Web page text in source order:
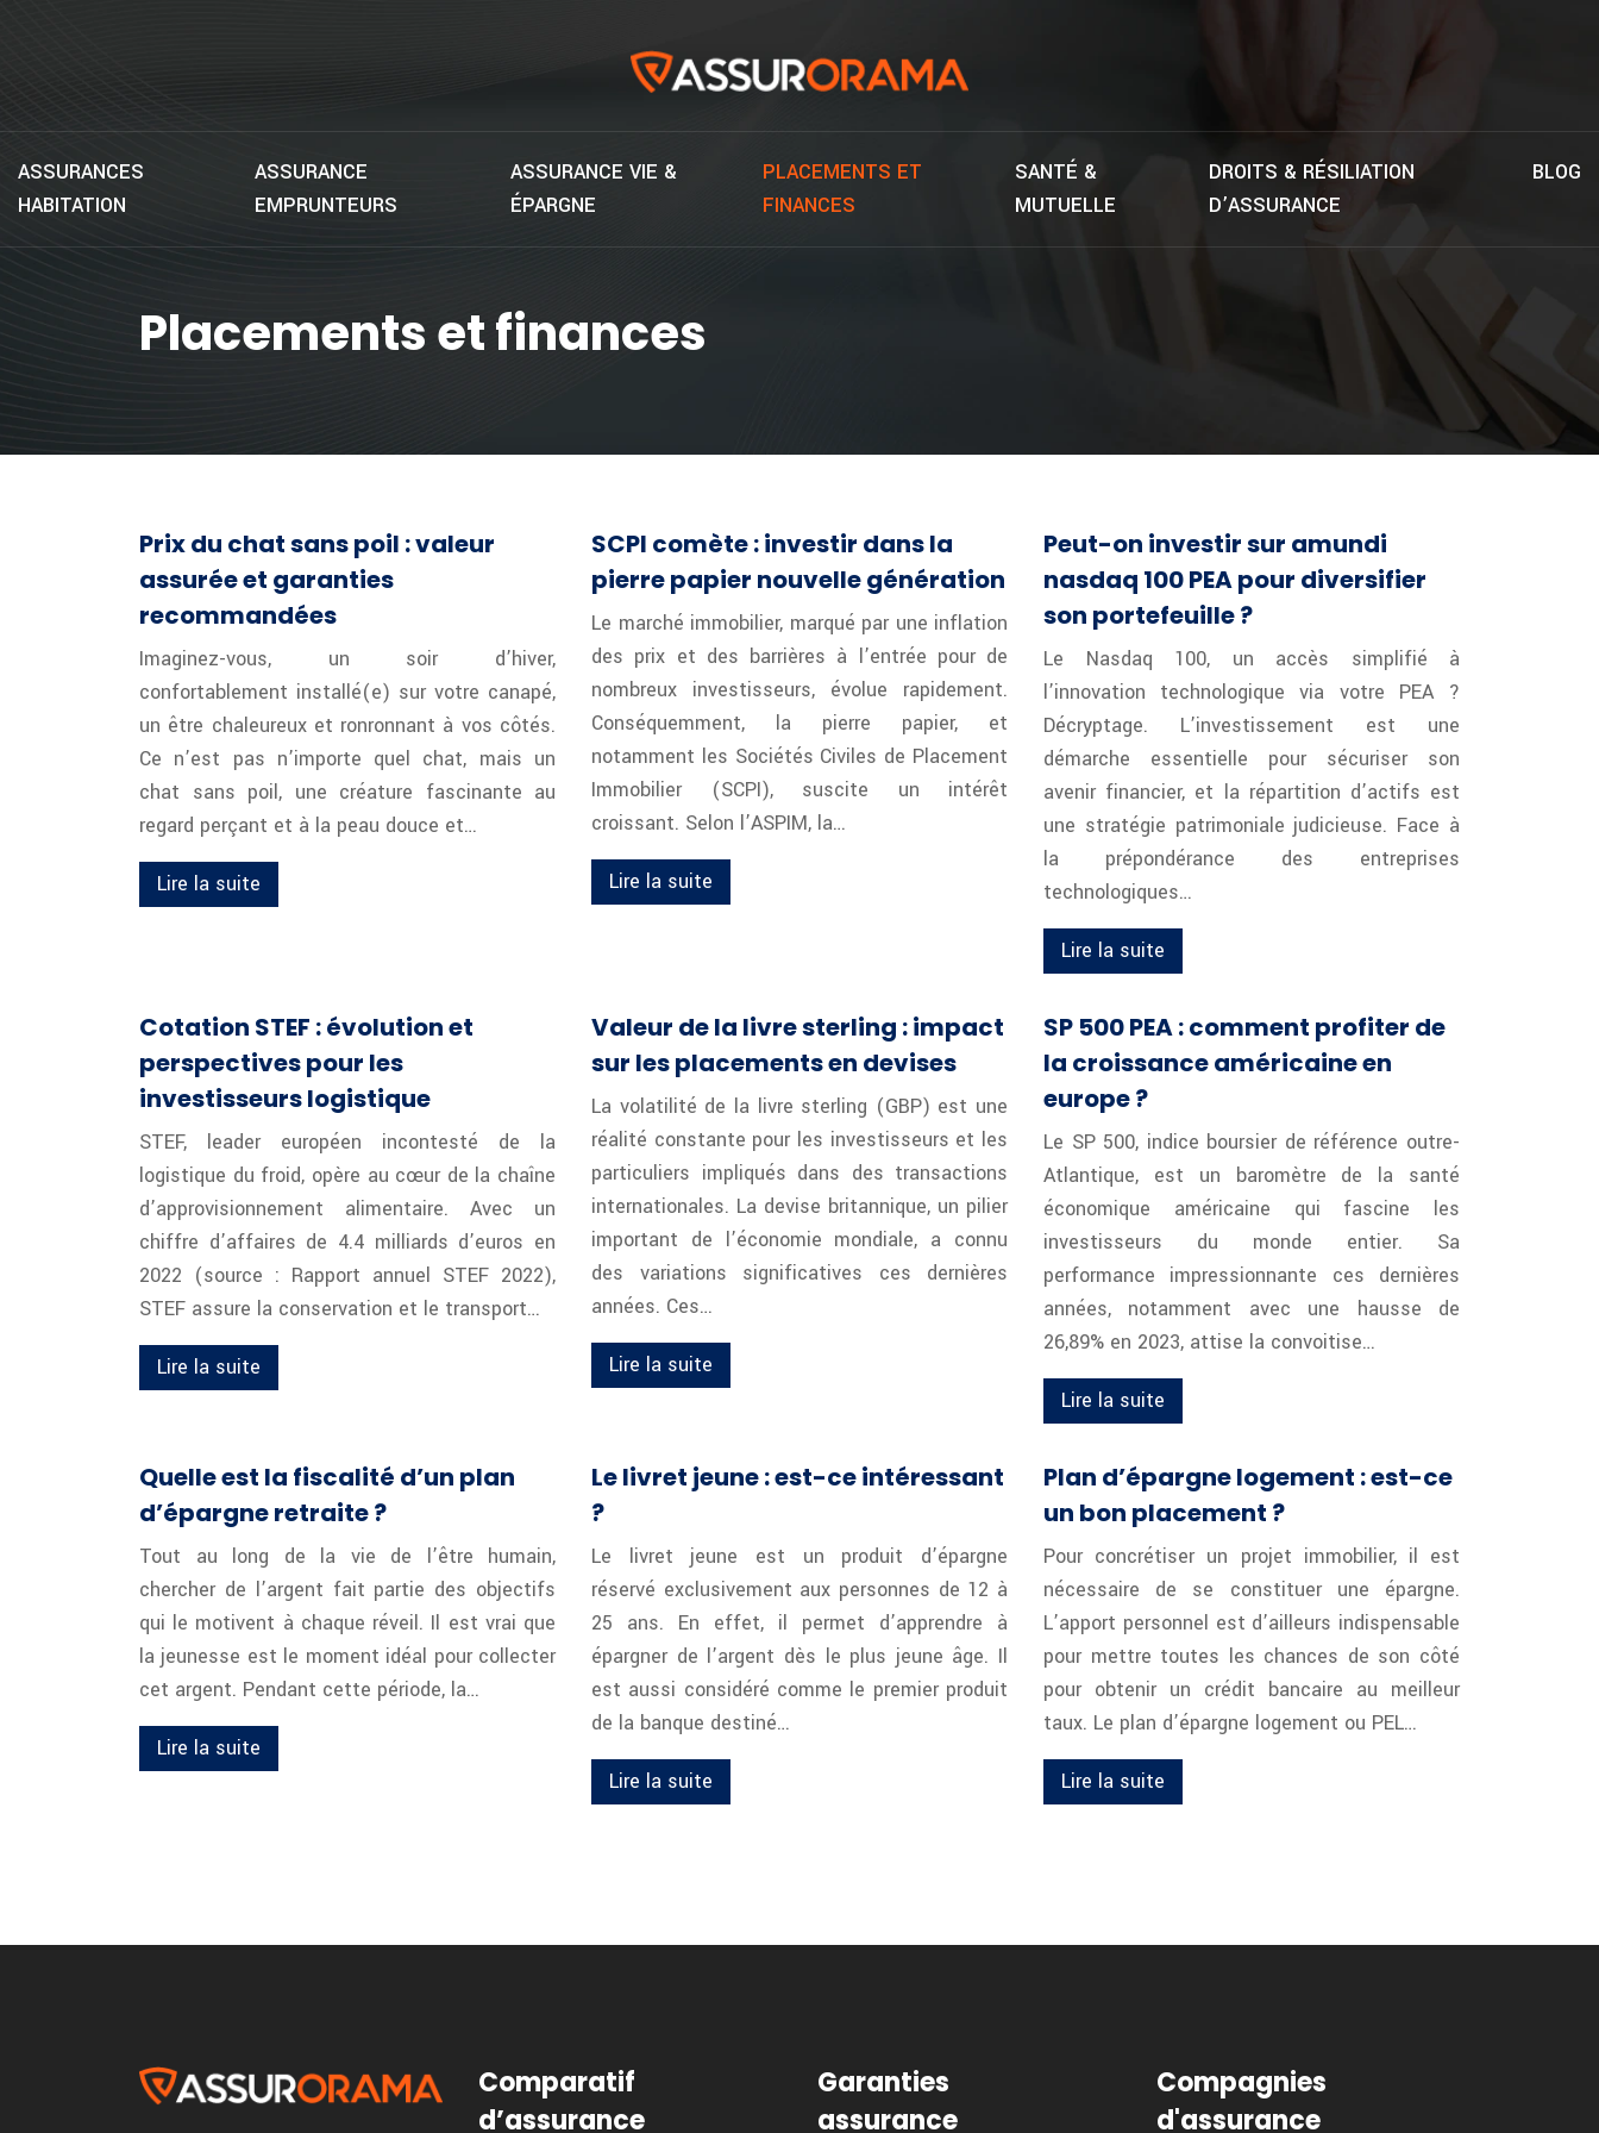
ASSURANCES
HABITATION
ASSURANCE
EMPRUNTEURS
ASSURANCE VIE &
ÉPARGNE
PLACEMENTS ET
FINANCES
SANTÉ &
MUTUELLE
DROITS & RÉSILIATION
D’ASSURANCE
BLOG
Placements et finances
Prix du chat sans poil : valeur
assurée et garanties
recommandées
Imaginez-vous, un soir d’hiver,
confortablement installé(e) sur votre canapé,
un être chaleureux et ronronnant à vos côtés.
Ce n’est pas n’importe quel chat, mais un
chat sans poil, une créature fascinante au
regard perçant et à la peau douce et…
Lire la suite
SCPI comète : investir dans la
pierre papier nouvelle génération
Le marché immobilier, marqué par une inflation
des prix et des barrières à l’entrée pour de
nombreux investisseurs, évolue rapidement.
Conséquemment, la pierre papier, et
notamment les Sociétés Civiles de Placement
Immobilier (SCPI), suscite un intérêt
croissant. Selon l’ASPIM, la…
Lire la suite
Peut-on investir sur amundi
nasdaq 100 PEA pour diversifier
son portefeuille ?
Le Nasdaq 100, un accès simplifié à
l’innovation technologique via votre PEA ?
Décryptage. L’investissement est une
démarche essentielle pour sécuriser son
avenir financier, et la répartition d’actifs est
une stratégie patrimoniale judicieuse. Face à
la prépondérance des entreprises
technologiques…
Lire la suite
Cotation STEF : évolution et
perspectives pour les
investisseurs logistique
STEF, leader européen incontesté de la
logistique du froid, opère au cœur de la chaîne
d’approvisionnement alimentaire. Avec un
chiffre d’affaires de 4.4 milliards d’euros en
2022 (source : Rapport annuel STEF 2022),
STEF assure la conservation et le transport…
Lire la suite
Valeur de la livre sterling : impact
sur les placements en devises
La volatilité de la livre sterling (GBP) est une
réalité constante pour les investisseurs et les
particuliers impliqués dans des transactions
internationales. La devise britannique, un pilier
important de l’économie mondiale, a connu
des variations significatives ces dernières
années. Ces…
Lire la suite
SP 500 PEA : comment profiter de
la croissance américaine en
europe ?
Le SP 500, indice boursier de référence outre-
Atlantique, est un baromètre de la santé
économique américaine qui fascine les
investisseurs du monde entier. Sa
performance impressionnante ces dernières
années, notamment avec une hausse de
26,89% en 2023, attise la convoitise…
Lire la suite
Quelle est la fiscalité d’un plan
d’épargne retraite ?
Tout au long de la vie de l’être humain,
chercher de l’argent fait partie des objectifs
qui le motivent à chaque réveil. Il est vrai que
la jeunesse est le moment idéal pour collecter
cet argent. Pendant cette période, la…
Lire la suite
Le livret jeune : est-ce intéressant
?
Le livret jeune est un produit d’épargne
réservé exclusivement aux personnes de 12 à
25 ans. En effet, il permet d’apprendre à
épargner de l’argent dès le plus jeune âge. Il
est aussi considéré comme le premier produit
de la banque destiné…
Lire la suite
Plan d’épargne logement : est-ce
un bon placement ?
Pour concrétiser un projet immobilier, il est
nécessaire de se constituer une épargne.
L’apport personnel est d’ailleurs indispensable
pour mettre toutes les chances de son côté
pour obtenir un crédit bancaire au meilleur
taux. Le plan d’épargne logement ou PEL…
Lire la suite
Comparatif
d’assurance
Garanties
assurance
Compagnies
d'assurance